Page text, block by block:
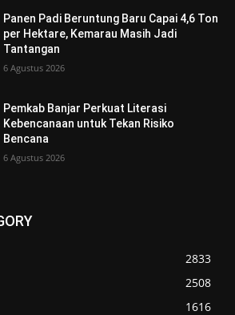
Panen Padi Beruntung Baru Capai 4,6 Ton
per Hektare, Kemarau Masih Jadi
Tantangan
6 Agustus 2026
Pemkab Banjar Perkuat Literasi
Kebencanaan untuk Tekan Risiko
Bencana
6 Agustus 2026
2833
2508
1616